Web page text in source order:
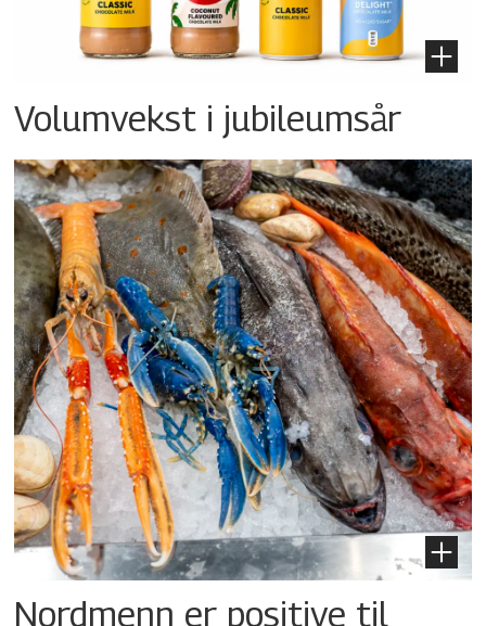
Volumvekst i jubileumsår
Nordmenn er positive til